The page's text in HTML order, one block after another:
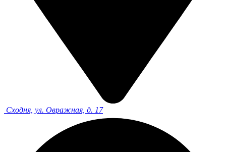
Сходня, ул. Овражная, д. 17